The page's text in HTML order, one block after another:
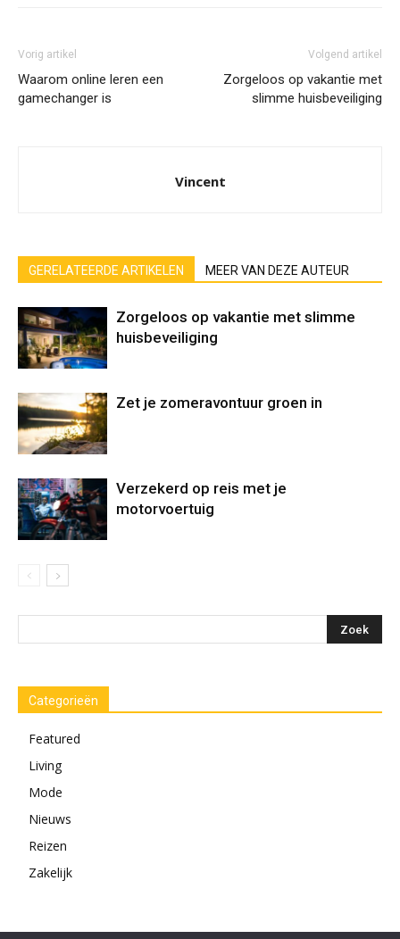
Vorig artikel
Waarom online leren een
gamechanger is
Volgend artikel
Zorgeloos op vakantie met
slimme huisbeveiliging
Vincent
GERELATEERDE ARTIKELEN MEER VAN DEZE AUTEUR
Zorgeloos op vakantie met slimme
huisbeveiliging
Zet je zomeravontuur groen in
Verzekerd op reis met je
motorvoertuig
Categorieën
Featured
Living
Mode
Nieuws
Reizen
Zakelijk